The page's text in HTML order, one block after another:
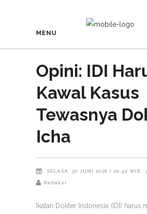
MENU
Opini: IDI
Kawal Kasus
Tewasnya
Icha
SELASA, 30 JUNI 2026 | 20:52 WIB
Redaksi
Ikatan Dokter Indonesia (IDI) harus